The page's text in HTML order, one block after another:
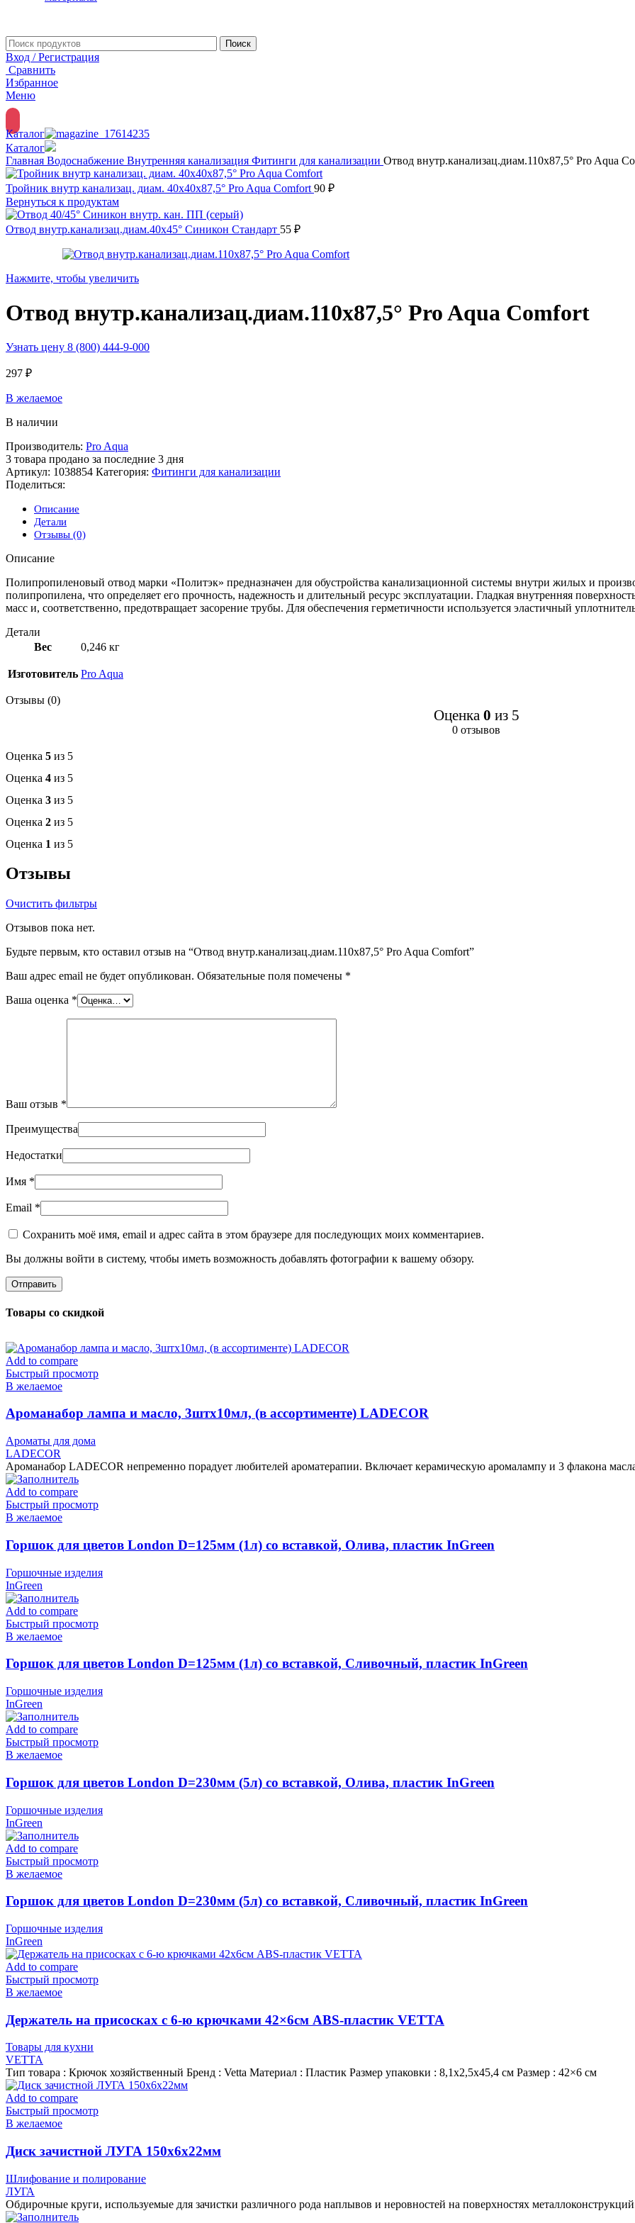
Поиск
Вход / Регистрация
Сравнить
Избранное
Меню
Каталог
Каталог
Главная Водоснабжение Внутренняя канализация Фитинги для канализации Отвод внутр.канализац.диам.110х87,5° Pro Aqua
Тройник внутр канализац. диам. 40х40х87,5° Pro Aqua Comfort 90 ₽
Вернуться к продуктам
Отвод внутр.канализац.диам.40х45° Синикон Стандарт 55 ₽
Нажмите, чтобы увеличить
Отвод внутр.канализац.диам.110х87,5° Pro Aqua Comfort
Узнать цену 8 (800) 444-9-000
297 ₽
В желаемое
В наличии
Производитель: Pro Aqua
3 товара продано за последние 3 дня
Артикул: 1038854 Категория: Фитинги для канализации
Поделиться:
Описание
Детали
Отзывы (0)
Описание
Полипропиленовый отвод марки «Политэк» предназначен для обустройства канализационной системы внутри жилых и
полипропилена, что определяет его прочность, надежность и длительный ресурс эксплуатации. Гладкая внутренняя
масс и, соответственно, предотвращает засорение трубы. Для обеспечения герметичности используется эластичный
Детали
Вес
0,246 кг
Изготовитель Pro Aqua
Отзывы (0)
Оценка 0 из 5
0 отзывов
Оценка 5 из 5
Оценка 4 из 5
Оценка 3 из 5
Оценка 2 из 5
Оценка 1 из 5
Отзывы
Очистить фильтры
Отзывов пока нет.
Будьте первым, кто оставил отзыв на “Отвод внутр.канализац.диам.110х87,5° Pro Aqua Comfort”
Ваш адрес email не будет опубликован. Обязательные поля помечены *
Ваша оценка *
Ваш отзыв *
Преимущества
Недостатки
Имя *
Email *
Сохранить моё имя, email и адрес сайта в этом браузере для последующих моих комментариев.
Вы должны войти в систему, чтобы иметь возможность добавлять фотографии к вашему обзору.
Товары со скидкой
Add to compare
Быстрый просмотр
В желаемое
Ароманабор лампа и масло, 3штx10мл, (в ассортименте) LADECOR
Ароматы для дома
LADECOR
Ароманабор LADECOR непременно порадует любителей ароматерапии. Включает керамическую аромалампу и 3 флакона
Add to compare
Быстрый просмотр
В желаемое
Горшок для цветов London D=125мм (1л) со вставкой, Олива, пластик InGreen
Горшочные изделия
InGreen
Add to compare
Быстрый просмотр
В желаемое
Горшок для цветов London D=125мм (1л) со вставкой, Сливочный, пластик InGreen
Горшочные изделия
InGreen
Add to compare
Быстрый просмотр
В желаемое
Горшок для цветов London D=230мм (5л) со вставкой, Олива, пластик InGreen
Горшочные изделия
InGreen
Add to compare
Быстрый просмотр
В желаемое
Горшок для цветов London D=230мм (5л) со вставкой, Сливочный, пластик InGreen
Горшочные изделия
InGreen
Add to compare
Быстрый просмотр
В желаемое
Держатель на присосках с 6-ю крючками 42×6см ABS-пластик VETTA
Товары для кухни
VETTA
Тип товара : Крючок хозяйственный Бренд : Vetta Материал : Пластик Размер упаковки : 8,1х2,5х45,4 см Размер : 42×6 см
Add to compare
Быстрый просмотр
В желаемое
Диск зачистной ЛУГА 150х6х22мм
Шлифование и полирование
ЛУГА
Обдирочные круги, используемые для зачистки различного рода наплывов и неровностей на поверхностях